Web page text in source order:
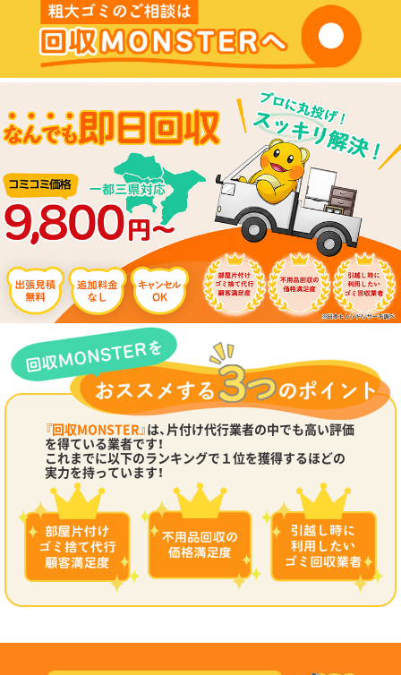
『回収MONSTER』は、片付け代行業者の中でも高い評価
を得ている業者です！
これまでに以下のランキングで１位を獲得するほどの
実力を持っています！